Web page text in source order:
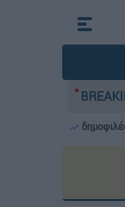
4χρονου στην